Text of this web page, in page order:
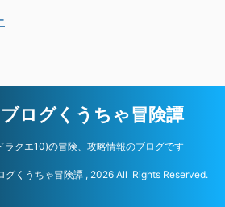
ログくうちゃ冒険譚
ラクエ10)の冒険、攻略情報のブログです
くうちゃ冒険譚 , 2026 All Rights Reserved.